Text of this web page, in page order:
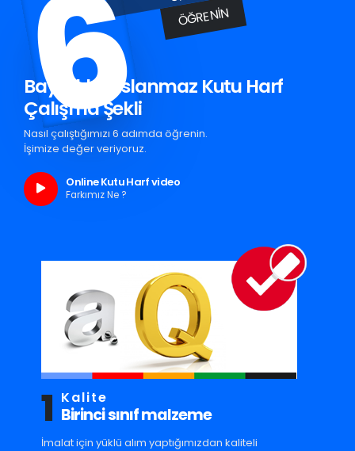
6 ÖĞRENIN
Bayraklı Paslanmaz Kutu Harf
Çalışma Şekli
Nasıl çalıştığımızı 6 adımda öğrenin.
İşimize değer veriyoruz.
Online Kutu Harf video
Farkımız Ne ?
1 Kalite
Birinci sınıf malzeme
İmalat için yüklü alım yaptığımızdan kaliteli